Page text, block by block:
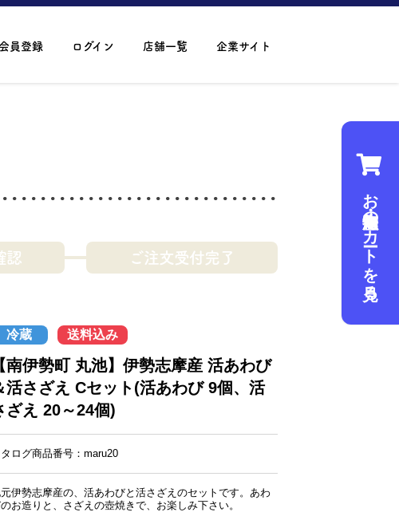
会員登録 ログイン 店舗一覧 企業サイト
認 ご注文受付完了
冷蔵 送料込み
【南伊勢町 丸池】伊勢志摩産 活あわび
活さざえ Cセット(活あわび 9個、活
ざえ 20～24個)
ログ商品番号：maru20
伊勢志摩産の、活あわびと活さざえのセットです。あわ
お造りと、さざえの壺焼きで、お楽しみ下さい。
お魚・海産物のカートを見る